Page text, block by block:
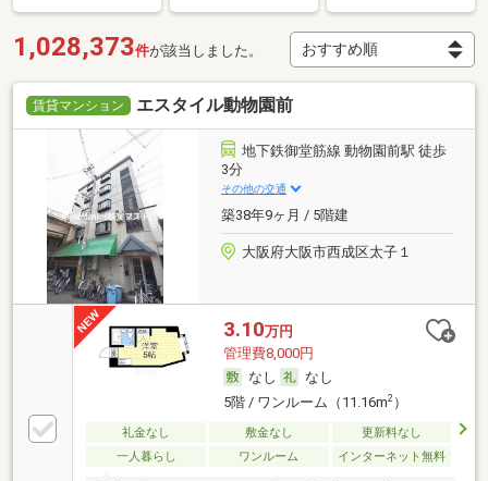
1,028,373件が該当しました。
賃貸マンション エスタイル動物園前
地下鉄御堂筋線 動物園前駅 徒歩
3分
その他の交通
築38年9ヶ月 / 5階建
大阪府大阪市西成区太子１
3.10万円
管理費8,000円
なし
なし
5階 / ワンルーム（11.16m2）
礼金なし 敷金なし
更新料なし
一人暮らし
ワンルーム インターネット無料